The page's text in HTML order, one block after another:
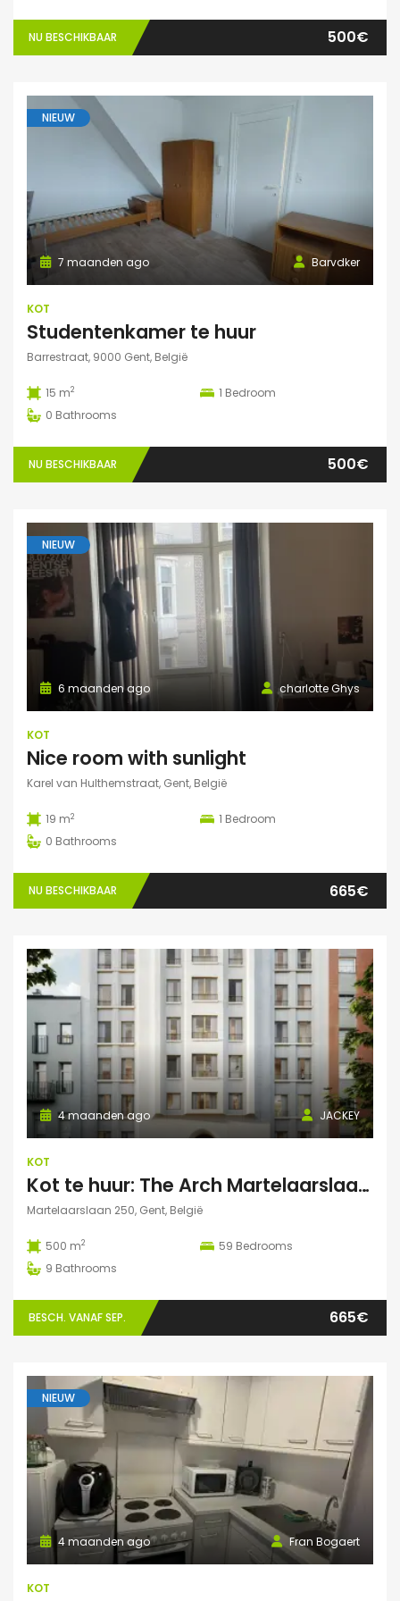
NU BESCHIKBAAR 500€
NIEUW
Barvdker
7 maanden ago
KOT
Studentenkamer te huur
Barrestraat, 9000 Gent, België
15 m2 1 Bedroom
0 Bathrooms
NU BESCHIKBAAR 500€
NIEUW
charlotte Ghys
6 maanden ago
KOT
Nice room with sunlight
Karel van Hulthemstraat, Gent, België
19 m2 1 Bedroom
0 Bathrooms
NU BESCHIKBAAR 665€
JACKEY
4 maanden ago
KOT
Kot te huur: The Arch Martelaarslaan 250
Martelaarslaan 250, Gent, België
500 m2 59 Bedrooms
9 Bathrooms
BESCH. VANAF SEP. 665€
NIEUW
Fran Bogaert
4 maanden ago
KOT